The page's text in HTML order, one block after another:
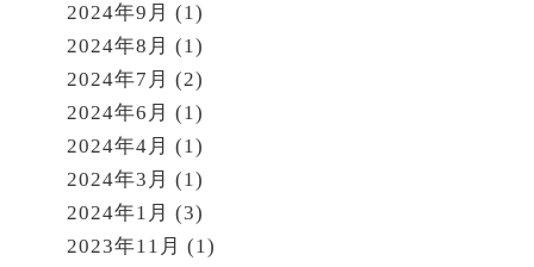
2024年9月 (1)
2024年8月 (1)
2024年7月 (2)
2024年6月 (1)
2024年4月 (1)
2024年3月 (1)
2024年1月 (3)
2023年11月 (1)